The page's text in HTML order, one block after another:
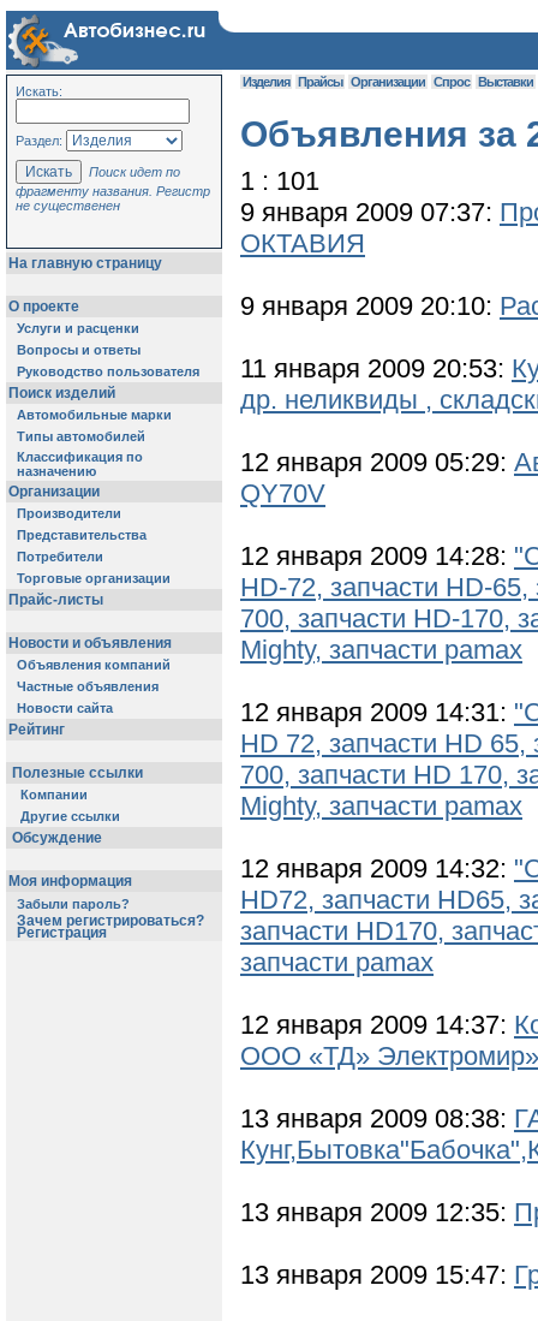
Искать:
Раздел:
Поиск идет по
фрагменту названия. Регистр
не существенен
На главную страницу
О проекте
Услуги и расценки
Вопросы и ответы
Руководство пользователя
Поиск изделий
Автомобильные марки
Типы автомобилей
Классификация по
назначению
Организации
Производители
Представительства
Потребители
Торговые организации
Прайс-листы
Новости и объявления
Объявления компаний
Частные объявления
Новости сайта
Рейтинг
Полезные ссылки
Компании
Другие ссылки
Обсуждение
Моя информация
Забыли пароль?
Зачем регистрироваться?
Регистрация
Изделия Прайсы Организации Спрос Выставки
Объявления за
1 : 101
9 января 2009 07:37:
ОКТАВИЯ
9 января 2009 20:10:
11 января 2009 20:53:
др. неликвиды ,
12 января 2009 05:29:
QY70V
12 января 2009 14:28:
HD-72, запчасти HD-
700, запчасти HD-170,
Mighty, запчасти pamax
12 января 2009 14:31:
HD 72, запчасти HD 65,
700, запчасти HD 170,
Mighty, запчасти pamax
12 января 2009 14:32:
HD72, запчасти HD65,
запчасти HD170,
запчасти pamax
12 января 2009 14:37:
ООО «ТД» Электромир»
13 января 2009 08:38:
13 января 2009 12:35:
13 января 2009 15:47: